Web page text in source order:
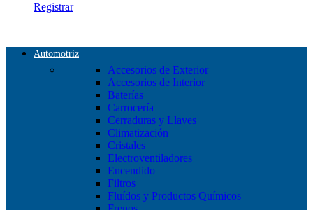
Registrar
Automotriz
Accesorios de Exterior
Accesorios de Interior
Baterías
Carrocería
Cerraduras y Llaves
Climatización
Cristales
Electroventiladores
Encendido
Filtros
Fluídos y Productos Químicos